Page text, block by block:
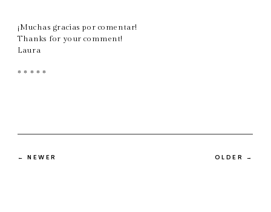
¡Muchas gracias por comentar!
Thanks for your comment!
Laura
* * * * *
← NEWER OLDER →